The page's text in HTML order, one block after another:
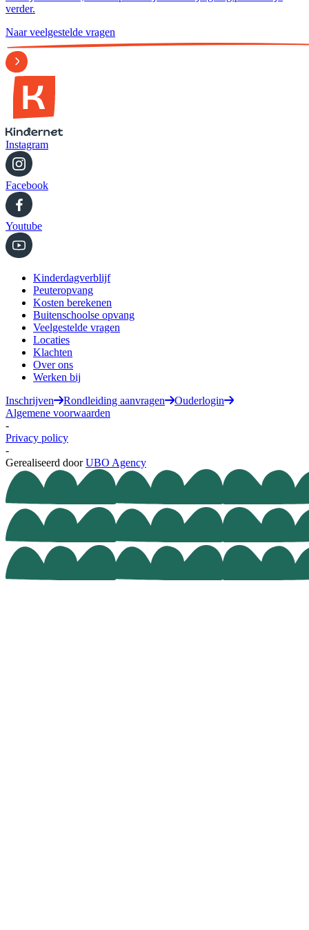
verder.
Naar veelgestelde vragen
Instagram
Facebook
Youtube
Kinderdagverblijf
Peuteropvang
Kosten berekenen
Buitenschoolse opvang
Veelgestelde vragen
Locaties
Klachten
Over ons
Werken bij
Inschrijven
Rondleiding aanvragen
Ouderlogin
Algemene voorwaarden
-
Privacy policy
-
Gerealiseerd door UBO Agency